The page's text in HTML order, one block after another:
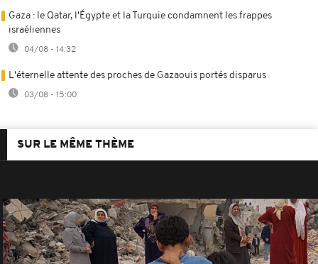
Gaza : le Qatar, l'Égypte et la Turquie condamnent les frappes
israéliennes
04/08 - 14:32
L'éternelle attente des proches de Gazaouis portés disparus
03/08 - 15:00
SUR LE MÊME THÈME